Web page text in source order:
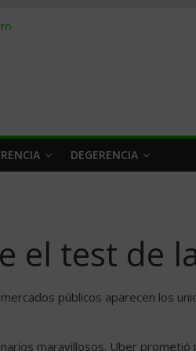
2026
venderle
DEGERENCIA
el test de
públicos aparecen los
maravillosos. Uber prometió